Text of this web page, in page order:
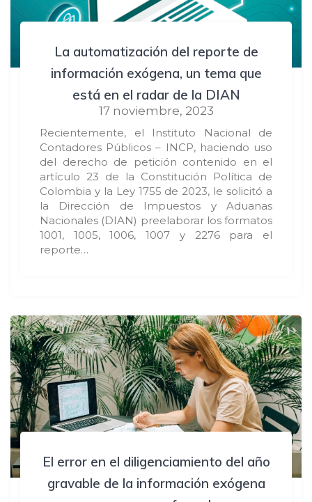
La automatización del reporte de
información exógena, un tema que
está en el radar de la DIAN
17 noviembre, 2023
Recientemente, el Instituto Nacional de
Contadores Públicos – INCP, haciendo uso
del derecho de petición contenido en el
artículo 23 de la Constitución Política de
Colombia y la Ley 1755 de 2023, le solicitó a
la Dirección de Impuestos y Aduanas
Nacionales (DIAN) preelaborar los formatos
1001, 1005, 1006, 1007 y 2276 para el
reporte…
El error en el diligenciamiento del año
gravable de la información exógena